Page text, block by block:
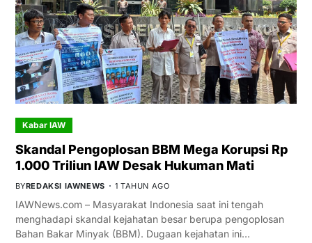
Kabar IAW
Skandal Pengoplosan BBM Mega Korupsi Rp
1.000 Triliun IAW Desak Hukuman Mati
BYREDAKSI IAWNEWS 1 TAHUN AGO
IAWNews.com – Masyarakat Indonesia saat ini tengah
menghadapi skandal kejahatan besar berupa pengoplosan
Bahan Bakar Minyak (BBM). Dugaan kejahatan ini…